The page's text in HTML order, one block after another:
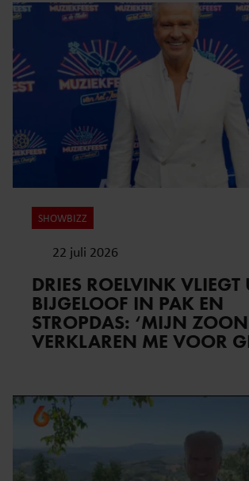
SHOWBIZZ
22 juli 2026
DRIES ROELVINK VLIEGT
BIJGELOOF IN PAK EN
STROPDAS: ‘MIJN
VERKLAREN ME VOOR